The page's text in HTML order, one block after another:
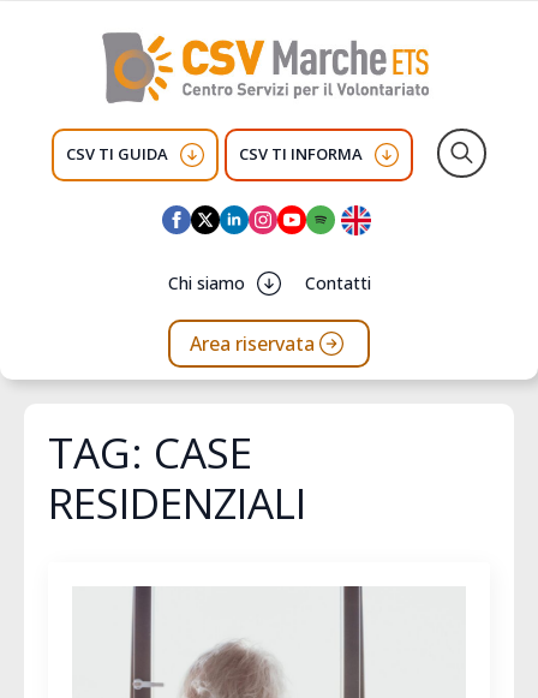
CSV TI GUIDA CSV TI INFORMA
Chi siamo Contatti
Area riservata
TAG: CASE
RESIDENZIALI